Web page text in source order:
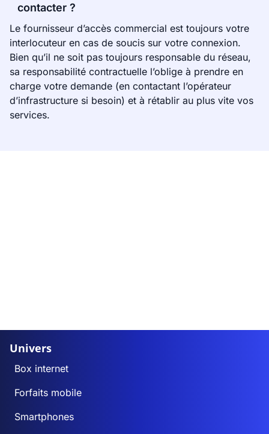
contacter ?
Le fournisseur d’accès commercial est toujours votre
interlocuteur en cas de soucis sur votre connexion.
Bien qu’il ne soit pas toujours responsable du réseau,
sa responsabilité contractuelle l’oblige à prendre en
charge votre demande (en contactant l’opérateur
d’infrastructure si besoin) et à rétablir au plus vite vos
services.
Univers
Box internet
Forfaits mobile
Smartphones